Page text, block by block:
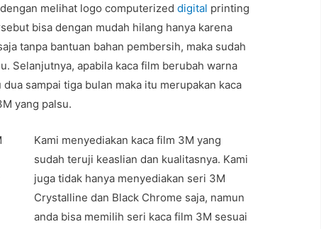
melihat logo computerized digital printing
bisa dengan mudah hilang hanya karena
tanpa bantuan bahan pembersih, maka sudah
Selanjutnya, apabila kaca film berubah warna
sampai tiga bulan maka itu merupakan kaca
yang palsu.
Kami menyediakan kaca film 3M yang
sudah teruji keaslian dan kualitasnya. Kami
juga tidak hanya menyediakan seri 3M
Crystalline dan Black Chrome saja, namun
anda bisa memilih seri kaca film 3M sesuai